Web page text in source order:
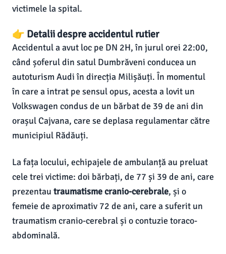
victimele la spital.
👉 Detalii despre accidentul rutier
Accidentul a avut loc pe DN 2H, în jurul orei 22:00,
când șoferul din satul Dumbrăveni conducea un
autoturism Audi în direcția Milișăuți. În momentul
în care a intrat pe sensul opus, acesta a lovit un
Volkswagen condus de un bărbat de 39 de ani din
orașul Cajvana, care se deplasa regulamentar către
municipiul Rădăuți.
La fața locului, echipajele de ambulanță au preluat
cele trei victime: doi bărbați, de 77 și 39 de ani, care
prezentau traumatisme cranio-cerebrale, și o
femeie de aproximativ 72 de ani, care a suferit un
traumatism cranio-cerebral și o contuzie toraco-
abdominală.